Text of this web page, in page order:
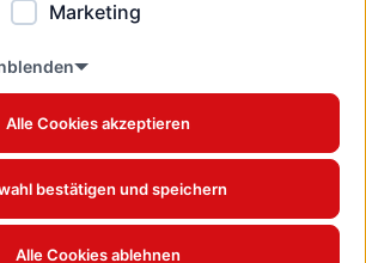
Marketing
Alle Cookies akzeptieren
bestätigen und speichern
Alle Cookies ablehnen